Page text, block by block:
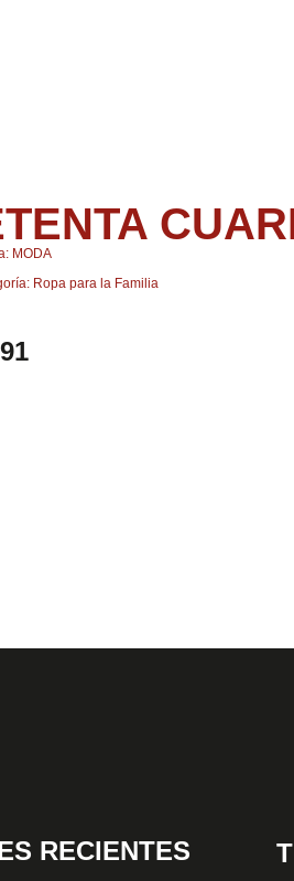
MODA
Ropa para la Familia
RECIENTES